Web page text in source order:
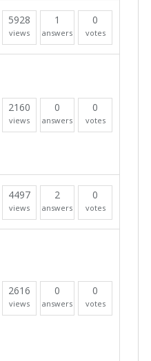
5928
views
1
answers
0
votes
2160
views
0
answers
0
votes
4497
views
2
answers
0
votes
2616
views
0
answers
0
votes